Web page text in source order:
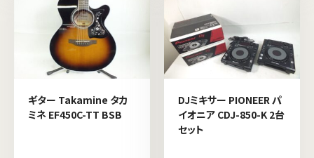
ギター Takamine タカ
ミネ EF450C-TT BSB
DJミキサー PIONEER パ
イオニア CDJ-850-K 2台
セット